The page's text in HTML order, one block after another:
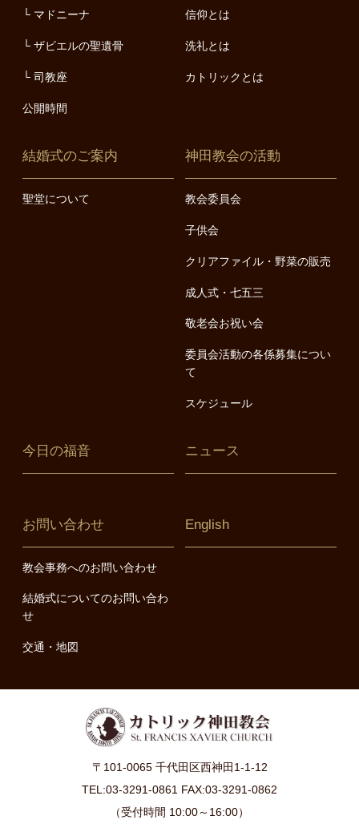
マドニーナ
ザビエルの聖遺骨
司教座
公開時間
信仰とは
洗礼とは
カトリックとは
結婚式のご案内
聖堂について
神田教会の活動
教会委員会
子供会
クリアファイル・野菜の販売
成人式・七五三
敬老会お祝い会
委員会活動の各係募集につい
て
スケジュール
今日の福音 ニュース
お問い合わせ
教会事務へのお問い合わせ
結婚式についてのお問い合わ
せ
交通・地図
English
〒101-0065 千代田区西神田1-1-12
TEL:03-3291-0861 FAX:03-3291-0862
（受付時間 10:00～16:00）